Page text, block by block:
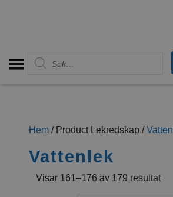
Produktsökning
Hem / Product Lekredskap /
Vattenlek
Visar 161–176 av 179 resultat